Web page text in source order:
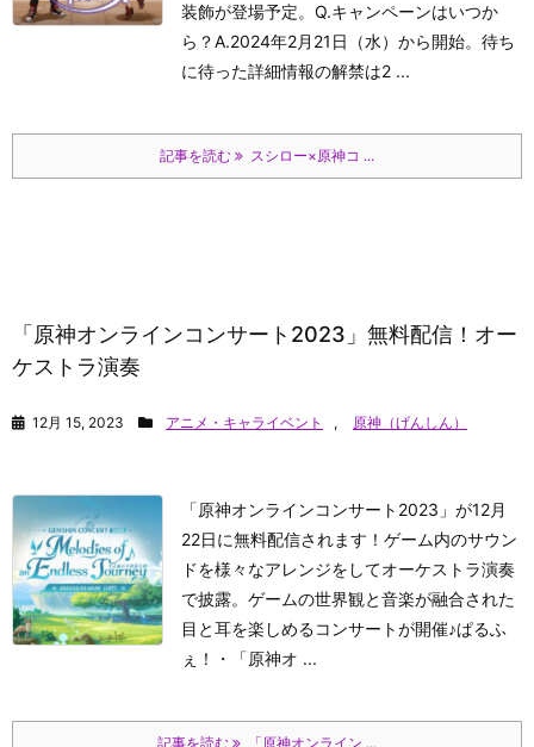
装飾が登場予定。Q.キャンペーンはいつか
ら？A.2024年2月21日（水）から開始。待ち
に待った詳細情報の解禁は2 ...
記事を読む スシロー×原神コ ...
「原神オンラインコンサート2023」無料配信！オー
ケストラ演奏
12月 15, 2023 アニメ・キャライベント , 原神（げんしん）
「原神オンラインコンサート2023」が12月
22日に無料配信されます！ゲーム内のサウン
ドを様々なアレンジをしてオーケストラ演奏
で披露。ゲームの世界観と音楽が融合された
目と耳を楽しめるコンサートが開催♪ぱるふ
ぇ！
・「原神オ ...
記事を読む 「原神オンライン ...